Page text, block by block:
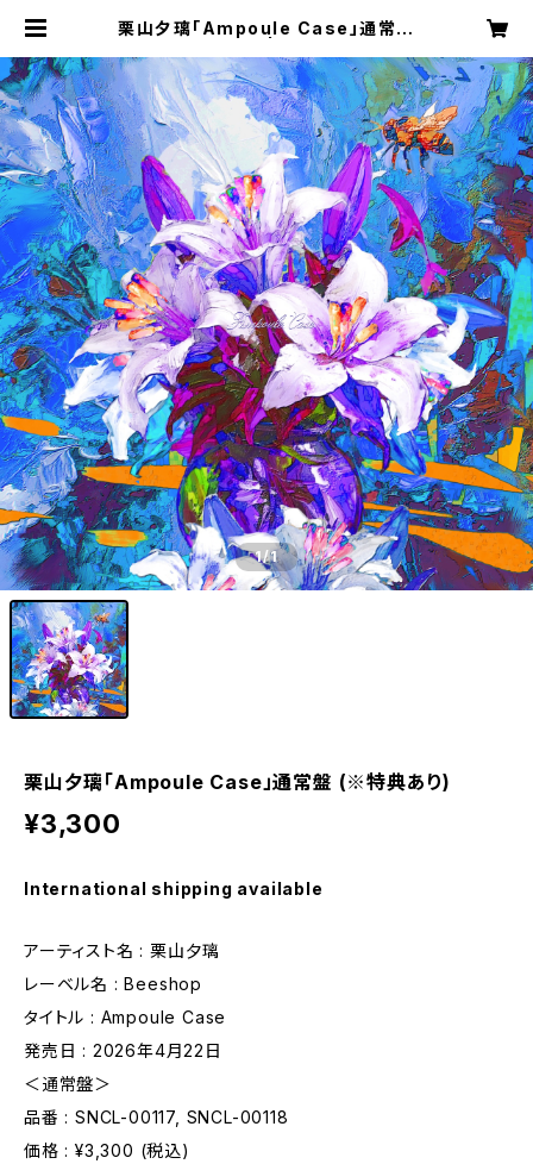
栗山夕璃「Ampoule Case」通常盤
1/1
栗山夕璃「Ampoule Case」通常盤 (※特典あり)
¥3,300
International shipping available
アーティスト名 : 栗山夕璃
レーベル名 : Beeshop
タイトル : Ampoule Case
発売日 : 2026年4月22日
＜通常盤＞
品番 : SNCL-00117, SNCL-00118
価格 : ¥3,300 (税込)